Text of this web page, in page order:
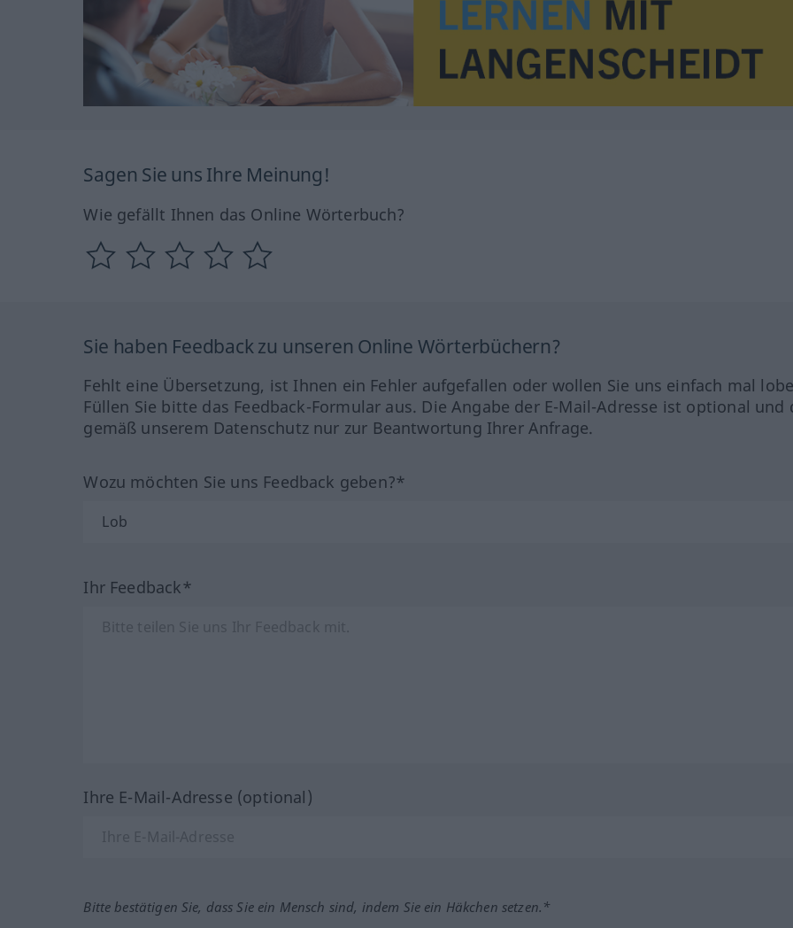
Sagen Sie uns Ihre Meinung!
Wie gefällt Ihnen das Online Wörterbuch?
Sie haben Feedback zu unseren Online Wörterbüchern?
Fehlt eine Übersetzung, ist Ihnen ein Fehler aufgefallen oder wollen Sie uns einfach mal
Füllen Sie bitte das Feedback-Formular aus. Die Angabe der E-Mail-Adresse ist optional und
gemäß unserem Datenschutz nur zur Beantwortung Ihrer Anfrage.
Wozu möchten Sie uns Feedback geben?*
Ihr Feedback*
Ihre E-Mail-Adresse (optional)
Bitte bestätigen Sie, dass Sie ein Mensch sind, indem Sie ein Häkchen setzen.*